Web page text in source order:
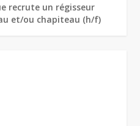
recrute un régisseur
et/ou chapiteau (h/f)